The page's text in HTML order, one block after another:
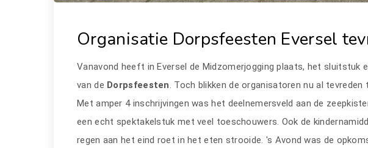
Organisatie Dorpsfeesten Eversel
Vanavond heeft in Eversel de Midzomerjogging plaats, het sluitstuk
van de Dorpsfeesten. Toch blikken de organisatoren nu al tevreden
Met amper 4 inschrijvingen was het deelnemersveld aan de
een echt spektakelstuk met veel toeschouwers. Ook de
regen aan het eind roet in het eten strooide. 's Avond was de